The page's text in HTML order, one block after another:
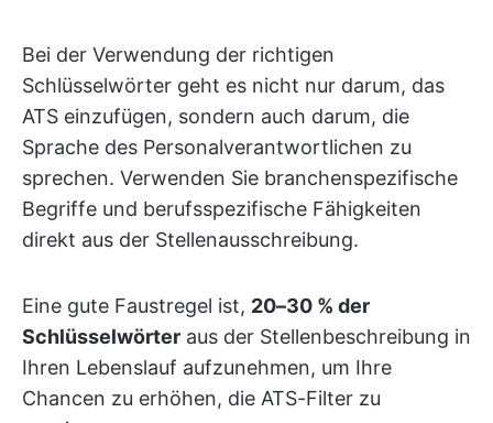
Bei der Verwendung der richtigen
Schlüsselwörter geht es nicht nur darum, das
ATS einzufügen, sondern auch darum, die
Sprache des Personalverantwortlichen zu
sprechen. Verwenden Sie branchenspezifische
Begriffe und berufsspezifische Fähigkeiten
direkt aus der Stellenausschreibung.
Eine gute Faustregel ist, 20–30 % der
Schlüsselwörter aus der Stellenbeschreibung in
Ihren Lebenslauf aufzunehmen, um Ihre
Chancen zu erhöhen, die ATS-Filter zu